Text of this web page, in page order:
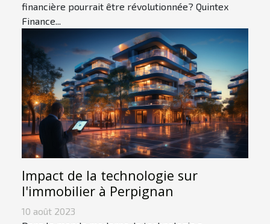
financière pourrait être révolutionnée? Quintex
Finance...
Impact de la technologie sur
l'immobilier à Perpignan
10 août 2023